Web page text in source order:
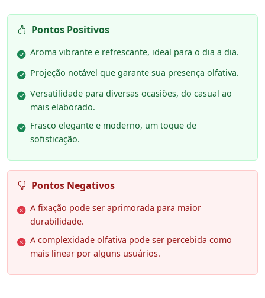
Pontos Positivos
Aroma vibrante e refrescante, ideal para o dia a dia.
Projeção notável que garante sua presença olfativa.
Versatilidade para diversas ocasiões, do casual ao
mais elaborado.
Frasco elegante e moderno, um toque de
sofisticação.
Pontos Negativos
A fixação pode ser aprimorada para maior
durabilidade.
A complexidade olfativa pode ser percebida como
mais linear por alguns usuários.